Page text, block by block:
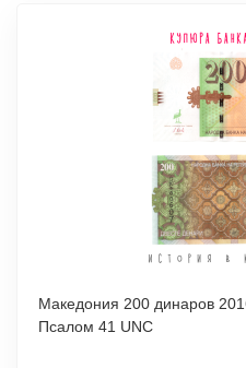
Македония 200 динаров
Псалом 41 UNC